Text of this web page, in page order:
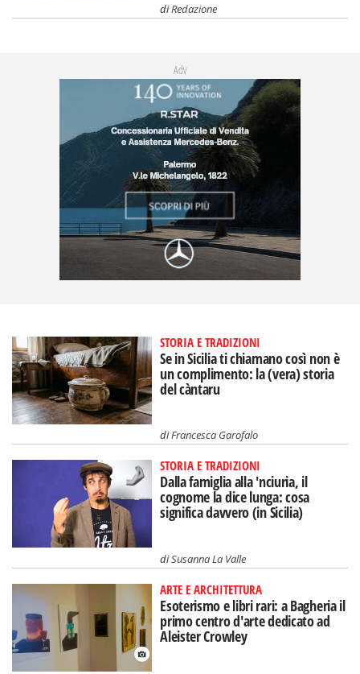
diRedazione
Adv
STORIA E TRADIZIONI
Se in Sicilia ti chiamano così non è
un complimento: la (vera) storia
del càntaru
diFrancesca Garofalo
STORIA E TRADIZIONI
Dalla famiglia alla 'nciuria, il
cognome la dice lunga: cosa
significa davvero (in Sicilia)
diSusanna La Valle
ARTE E ARCHITETTURA
Esoterismo e libri rari: a Bagheria il
primo centro d'arte dedicato ad
Aleister Crowley